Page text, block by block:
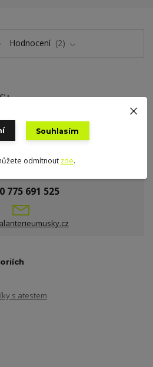
Hodnocení 2
775 691 525
s atestem
Souhlasím
odmítnout zde.